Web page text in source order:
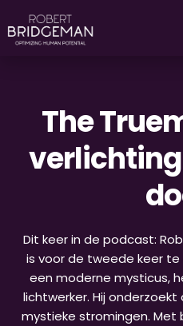
de
inhoud
The
Dit keer in de podcast:
is voor de tweede keer
een moderne mysticus,
lichtwerker. Hij
mystieke stromingen. Met